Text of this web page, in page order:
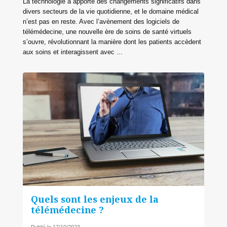
divers secteurs de la vie quotidienne, et le domaine médical
n’est pas en reste. Avec l’avènement des logiciels de
télémédecine, une nouvelle ère de soins de santé virtuels
s’ouvre, révolutionnant la manière dont les patients accèdent
aux soins et interagissent avec ...
Quels sont les enjeux de la
télémédecine ?